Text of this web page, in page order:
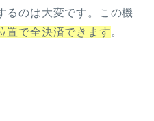
るのは大変です。この機
置で全決済できます 。